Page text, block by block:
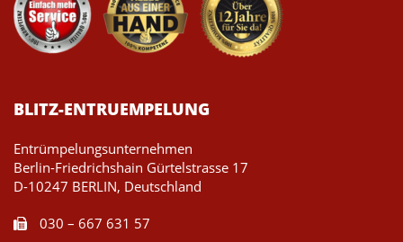
BLITZ-ENTRUEMPELUNG
Entrümpelungsunternehmen
Berlin-Friedrichshain Gürtelstrasse 17
D-10247 BERLIN, Deutschland
030 – 667 631 57